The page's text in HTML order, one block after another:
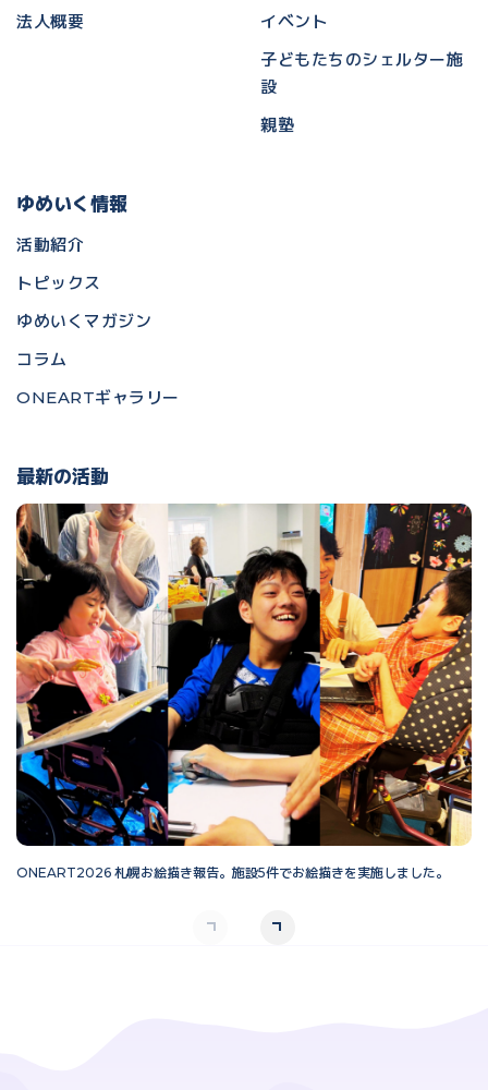
法人概要
イベント
子どもたちのシェルター施
設
親塾
ゆめいく情報
活動紹介
トピックス
ゆめいくマガジン
コラム
ONEARTギャラリー
最新の活動
ONEART2026 札幌お絵描き報告。施設5件でお絵描きを実施しました。